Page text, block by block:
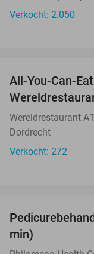
Verkocht: 2.050
All-You-Can-
Wereldrestaurant
Dordrecht
Verkocht: 272
min)